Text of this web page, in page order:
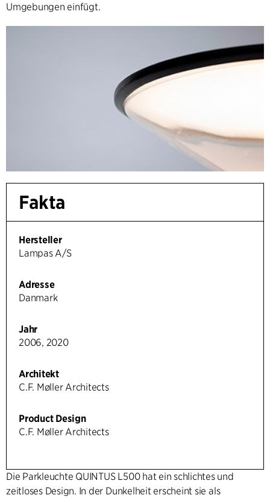
Umgebungen einfügt.
Fakta
Hersteller
Lampas A/S
Adresse
Danmark
Jahr
2006, 2020
Architekt
C.F. Møller Architects
Product Design
C.F. Møller Architects
Die Parkleuchte QUINTUS L500 hat ein schlichtes und
zeitloses Design. In der Dunkelheit erscheint sie als